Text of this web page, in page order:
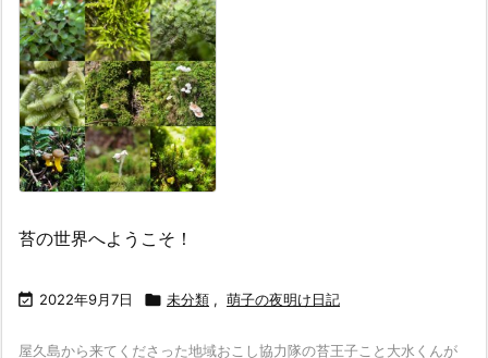
苔の世界へようこそ！
 2022年9月7日  未分類 , 萌子の夜明け日記
屋久島から来てくださった地域おこし協力隊の苔王子こと大水くんが